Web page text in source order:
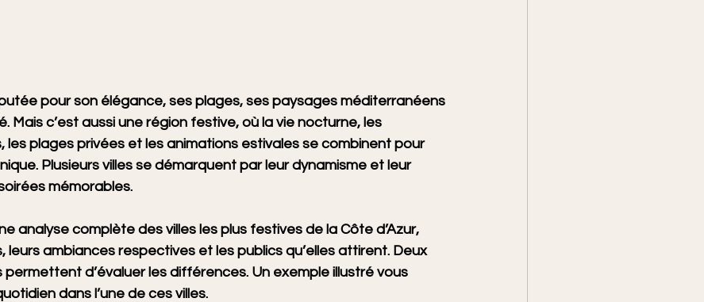
pour son élégance, ses plages, ses paysages méditerranéens
Mais c’est aussi une région festive, où la vie nocturne, les
les plages privées et les animations estivales se combinent pour
Plusieurs villes se démarquent par leur dynamisme et leur
mémorables.
analyse complète des villes les plus festives de la Côte d’Azur,
leurs ambiances respectives et les publics qu’elles attirent. Deux
d’évaluer les différences. Un exemple illustré vous
dans l’une de ces villes.